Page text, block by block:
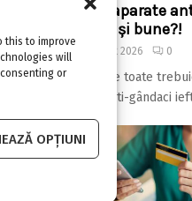
this to improve
will
or
OPȚIUNI
de
Există aparate
ieftine, și bune?!
4 august 2026 0
Înainte de toate
aparat anti-gândaci